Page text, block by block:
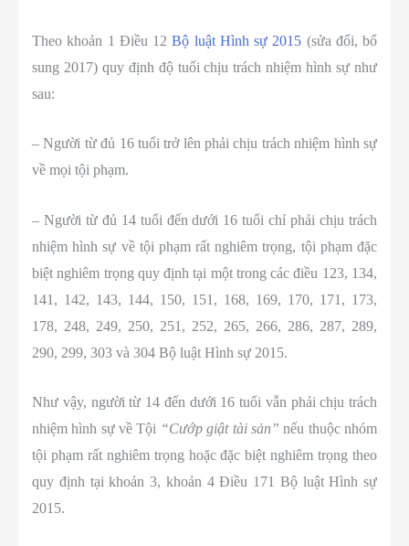
Theo khoản 1 Điều 12Bộ luật Hình sự 2015 (sửa đổi, bổ
sung 2017) quy định độ tuổi chịu trách nhiệm hình sự như
sau:
– Người từ đủ 16 tuổi trở lên phải chịu trách nhiệm hình sự
về mọi tội phạm.
– Người từ đủ 14 tuổi đến dưới 16 tuổi chỉ phải chịu trách
nhiệm hình sự về tội phạm rất nghiêm trọng, tội phạm đặc
biệt nghiêm trọng quy định tại một trong các điều 123, 134,
141, 142, 143, 144, 150, 151, 168, 169, 170, 171, 173,
178, 248, 249, 250, 251, 252, 265, 266, 286, 287, 289,
290, 299, 303 và 304 Bộ luật Hình sự 2015.
Như vậy, người từ 14 đến dưới 16 tuổi vẫn phải chịu trách
nhiệm hình sự về Tội “Cướp giật tài sản” nếu thuộc nhóm
tội phạm rất nghiêm trọng hoặc đặc biệt nghiêm trọng theo
quy định tại khoản 3, khoản 4 Điều 171 Bộ luật Hình sự
2015.